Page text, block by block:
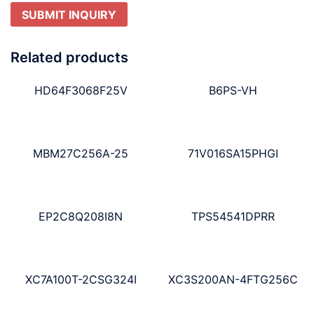
SUBMIT INQUIRY
Related products
HD64F3068F25V B6PS-VH
MBM27C256A-25 71V016SA15PHGI
EP2C8Q208I8N TPS54541DPRR
XC7A100T-2CSG324I XC3S200AN-4FTG256C